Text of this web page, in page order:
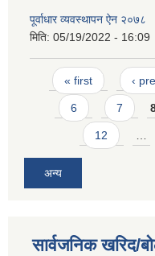
पूर्वाधार व्यवस्थापन ऐन २०७८
मिति: 05/19/2022 - 16:09
Pages
« first ‹
6 7
12 …
अन्य
सार्वजनिक खरिद/